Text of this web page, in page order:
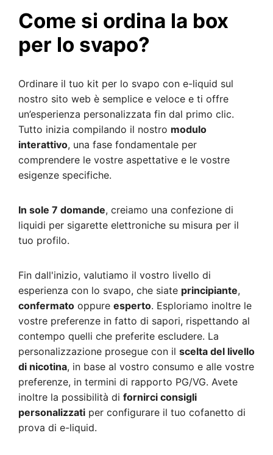
Come si ordina la box
per lo svapo?
Ordinare il tuo kit per lo svapo con e-liquid sul
nostro sito web è semplice e veloce e ti offre
un’esperienza personalizzata fin dal primo clic.
Tutto inizia compilando il nostro modulo
interattivo, una fase fondamentale per
comprendere le vostre aspettative e le vostre
esigenze specifiche.
In sole 7 domande, creiamo una confezione di
liquidi per sigarette elettroniche su misura per il
tuo profilo.
Fin dall'inizio, valutiamo il vostro livello di
esperienza con lo svapo, che siate principiante,
confermato oppure esperto. Esploriamo inoltre le
vostre preferenze in fatto di sapori, rispettando al
contempo quelli che preferite escludere. La
personalizzazione prosegue con il scelta del livello
di nicotina, in base al vostro consumo e alle vostre
preferenze, in termini di rapporto PG/VG. Avete
inoltre la possibilità di fornirci consigli
personalizzati per configurare il tuo cofanetto di
prova di e-liquid.